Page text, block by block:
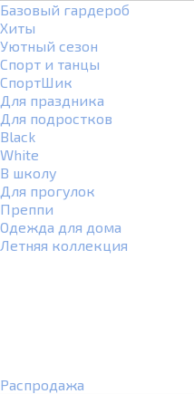
Базовый гардероб
Хиты
Уютный сезон
Спорт и танцы
СпортШик
Для праздника
Для подростков
Black
White
В школу
Для прогулок
Преппи
Одежда для дома
Летняя коллекция
Распродажа